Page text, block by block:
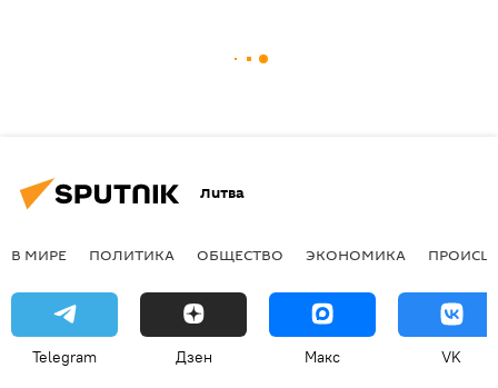
Литва
В МИРЕ ПОЛИТИКА ОБЩЕСТВО ЭКОНОМИКА
Telegram Дзен Макс VK